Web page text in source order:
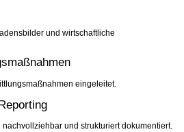
und wirtschaftliche
eingeleitet.
und strukturiert dokumentiert.